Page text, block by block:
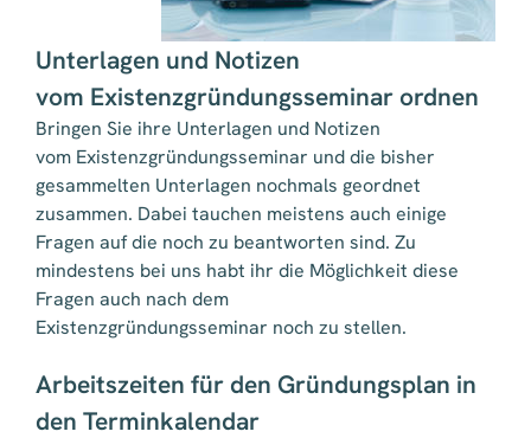
Unterlagen und Notizen
vom Existenzgründungsseminar ordnen
Bringen Sie ihre Unterlagen und Notizen
vom Existenzgründungsseminar und die bisher
gesammelten Unterlagen nochmals geordnet
zusammen. Dabei tauchen meistens auch einige
Fragen auf die noch zu beantworten sind. Zu
mindestens bei uns habt ihr die Möglichkeit diese
Fragen auch nach dem
Existenzgründungsseminar noch zu stellen.
Arbeitszeiten für den Gründungsplan in
den Terminkalendar